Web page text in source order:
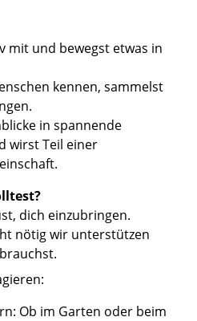
mit und bewegst etwas in
kennen, sammelst
in spannende
wirst Teil einer
dich einzubringen.
nötig wir unterstützen
Ob im Garten oder beim